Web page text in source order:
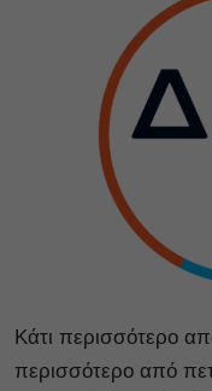
Κάτι περισσότερο
περισσότερο από